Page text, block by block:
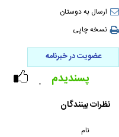
ارسال به دوستان
نسخه چاپی
عضویت در خبرنامه
۰ پسندیدم
نظرات بینندگان
نام